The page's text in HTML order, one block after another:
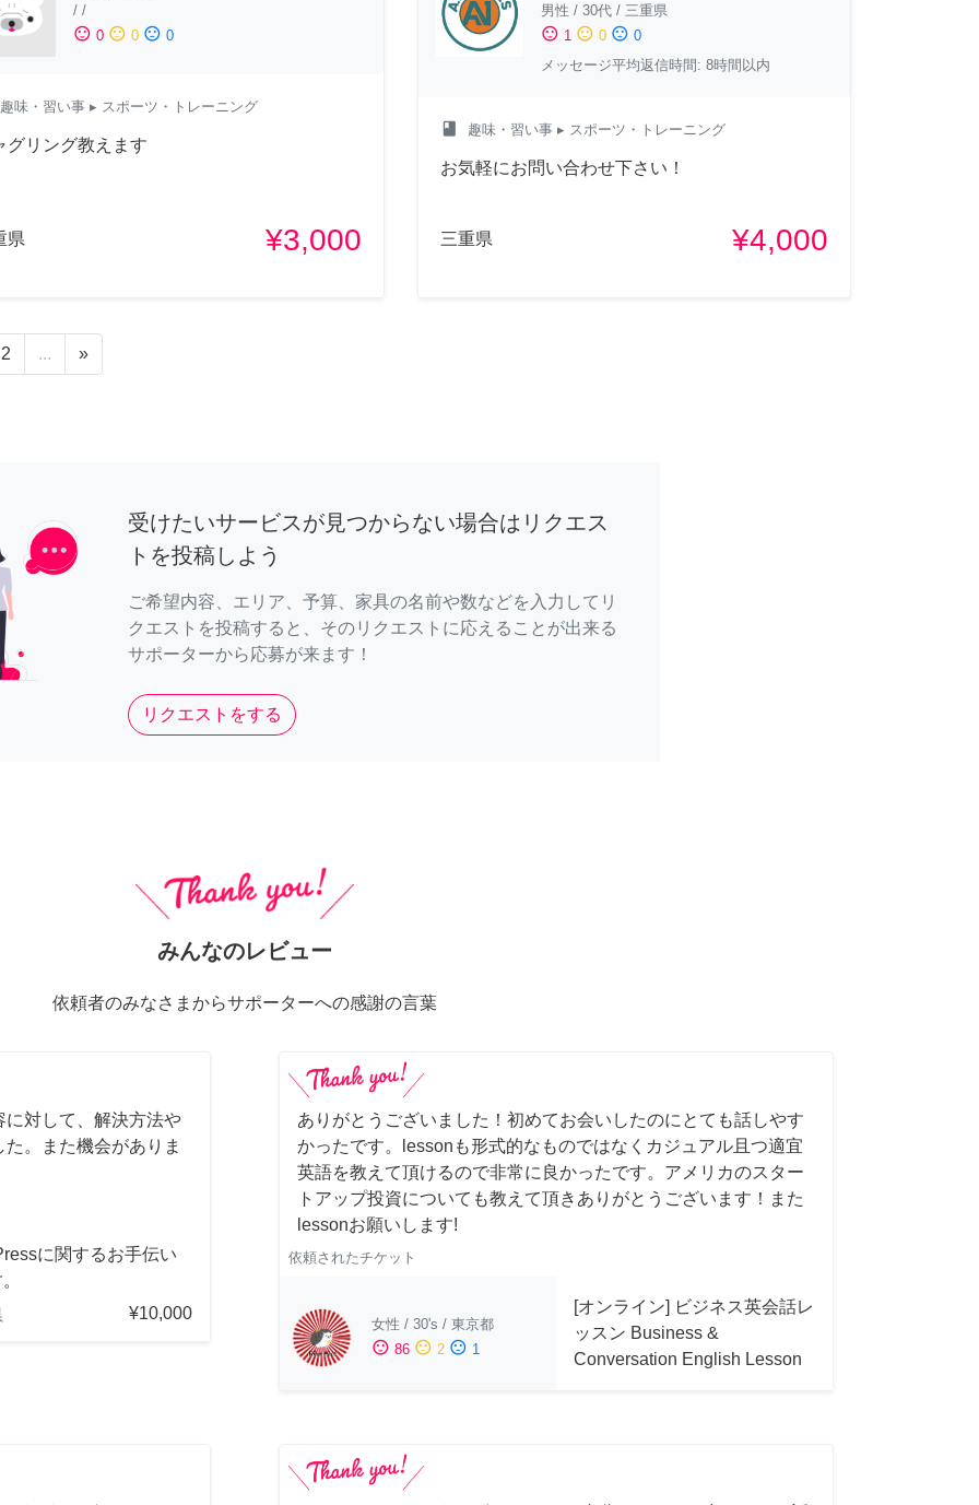
/ /
sentiment_satisfied 0 sentiment_neutral 0 sentiment_dissatisfied 0
趣味・習い事 ▸ スポーツ・トレーニング
グリング教えます
県 ¥3,000
男性 / 30代/ 三重県
sentiment_satisfied 1 sentiment_neutral 0 sentiment_dissatisfied 0
メッセージ平均返信時間: 8時間以内
class 趣味・習い事▸ スポーツ・トレーニング
お気軽にお問い合わせ下さい！
三重県 ¥4,000
2 ... »
受けたいサービスが見つからない場合はリクエス
トを投稿しよう
ご希望内容、エリア、予算、家具の名前や数などを入力してリ
クエストを投稿すると、そのリクエストに応えることが出来る
サポーターから応募が来ます！
リクエストをする
みんなのレビュー
依頼者のみなさまからサポーターへの感謝の言葉
対して、解決方法や
。また機会がありま
に関するお手伝い
¥10,000
ありがとうございました！初めてお会いしたのにとても話しやす
かったです。lessonも形式的なものではなくカジュアル且つ適宜
英語を教えて頂けるので非常に良かったです。アメリカのスター
トアップ投資についても教えて頂きありがとうございます！また
lessonお願いします!
依頼されたチケット
女性 / 30's / 東京都
sentiment_satisfied 86 sentiment_neutral 2 sentiment_dissatisfied 1
[オンライン] ビジネス英会話レ
ッスン Business &
Conversation English Lesson